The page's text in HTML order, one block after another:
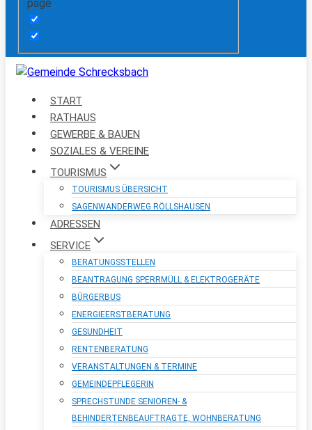
page
START
RATHAUS
GEWERBE & BAUEN
SOZIALES & VEREINE
TOURISMUS
TOURISMUS ÜBERSICHT
SAGENWANDERWEG RÖLLSHAUSEN
ADRESSEN
SERVICE
BERATUNGSSTELLEN
BEANTRAGUNG SPERRMÜLL & ELEKTROGERÄTE
BÜRGERBUS
ENERGIEERSTBERATUNG
GESUNDHEIT
RENTENBERATUNG
VERANSTALTUNGEN & TERMINE
GEMEINDEPFLEGERIN
SPRECHSTUNDE SENIOREN- &
BEHINDERTENBEAUFTRAGTE, WOHNBERATUNG